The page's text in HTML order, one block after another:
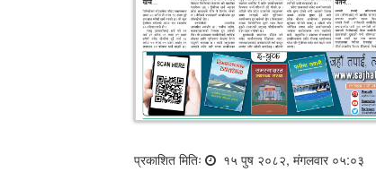
प्रकाशित मितिः १५ पुष २०८२, मंगलवार ०५:०३